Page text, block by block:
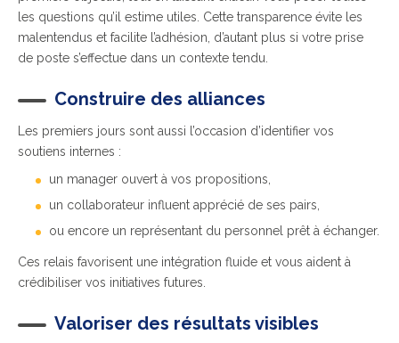
les questions qu’il estime utiles. Cette transparence évite les
malentendus et facilite l’adhésion, d’autant plus si votre prise
de poste s’effectue dans un contexte tendu.
Construire des alliances
Les premiers jours sont aussi l’occasion d’identifier vos
soutiens internes :
un manager ouvert à vos propositions,
un collaborateur influent apprécié de ses pairs,
ou encore un représentant du personnel prêt à échanger.
Ces relais favorisent une intégration fluide et vous aident à
crédibiliser vos initiatives futures.
Valoriser des résultats visibles